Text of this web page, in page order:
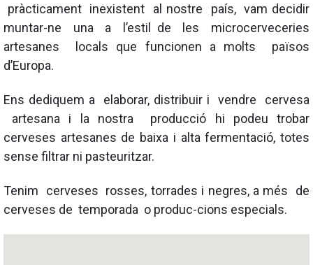
pràcticament inexistent al nostre país, vam decidir
muntar-ne una
a l’estil de les microcerveceries
artesanes locals que funcionen a molts països
d’Europa.
Ens dediquem a elaborar, distribuir i vendre cervesa
artesana i la nostra producció hi podeu trobar
cerveses artesanes de baixa i alta fermentació, totes
sense filtrar ni pasteuritzar.
Tenim cerveses rosses, torrades i negres, a més de
cerveses de temporada o produc-cions especials.